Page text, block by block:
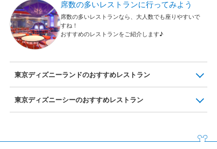
席数の多いレストランに行ってみよう
席数の多いレストランなら、大人数でも座りやすいで
すね！
おすすめのレストランをご紹介します♪
東京ディズニーランドのおすすめレストラン
東京ディズニーシーのおすすめレストラン